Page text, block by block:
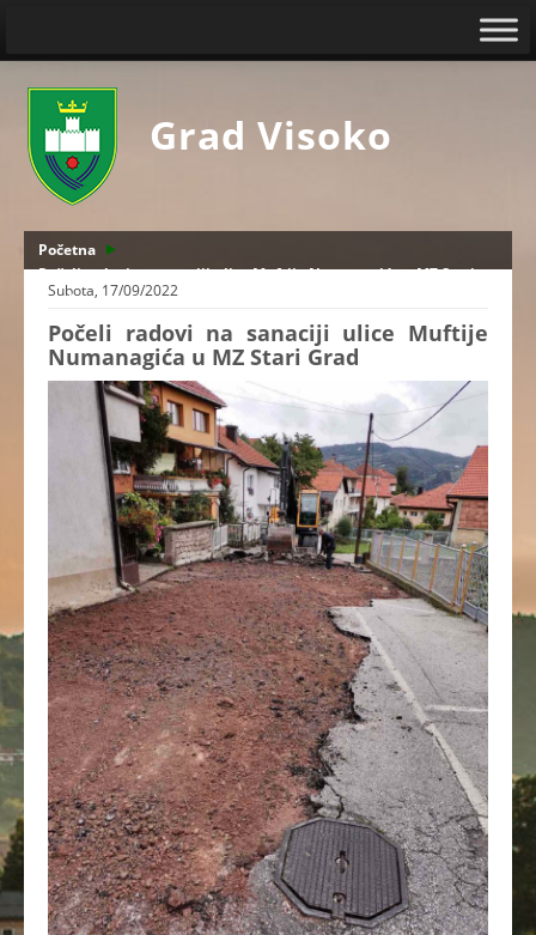
Grad Visoko
Početna
Počeli radovi na sanaciji ulice Muftije Numanagića u MZ Stari
Grad
Subota, 17/09/2022
Počeli radovi na sanaciji ulice Muftije
Numanagića u MZ Stari Grad